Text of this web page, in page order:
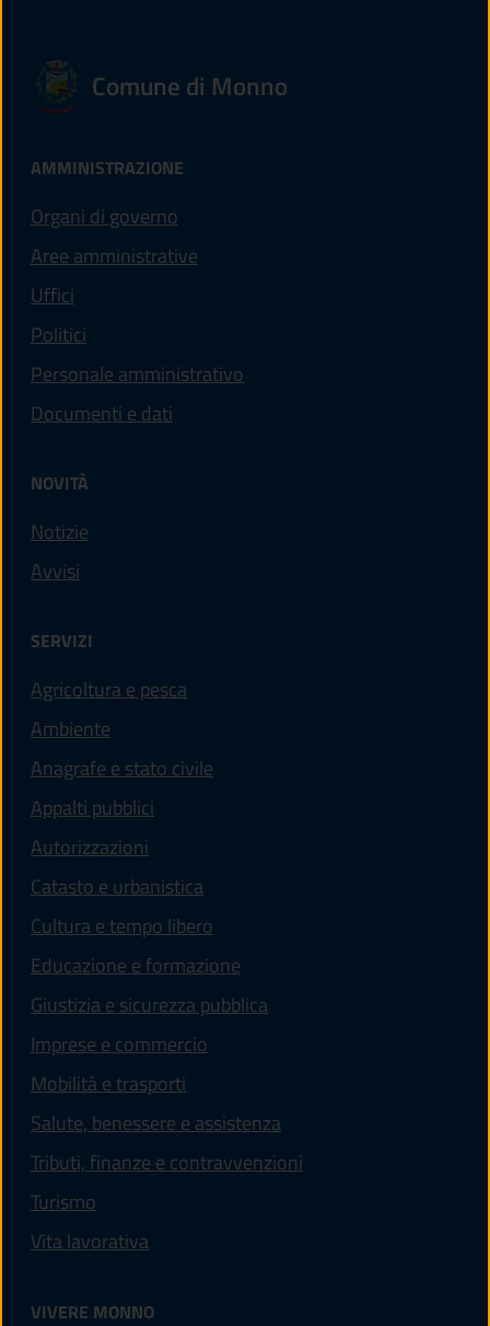
Comune di Monno
AMMINISTRAZIONE
Organi di governo
Aree amministrative
Uffici
Politici
Personale amministrativo
Documenti e dati
NOVITÀ
Notizie
Avvisi
SERVIZI
Agricoltura e pesca
Ambiente
Anagrafe e stato civile
Appalti pubblici
Autorizzazioni
Catasto e urbanistica
Cultura e tempo libero
Educazione e formazione
Giustizia e sicurezza pubblica
Imprese e commercio
Mobilità e trasporti
Salute, benessere e assistenza
Tributi, finanze e contravvenzioni
Turismo
Vita lavorativa
VIVERE MONNO